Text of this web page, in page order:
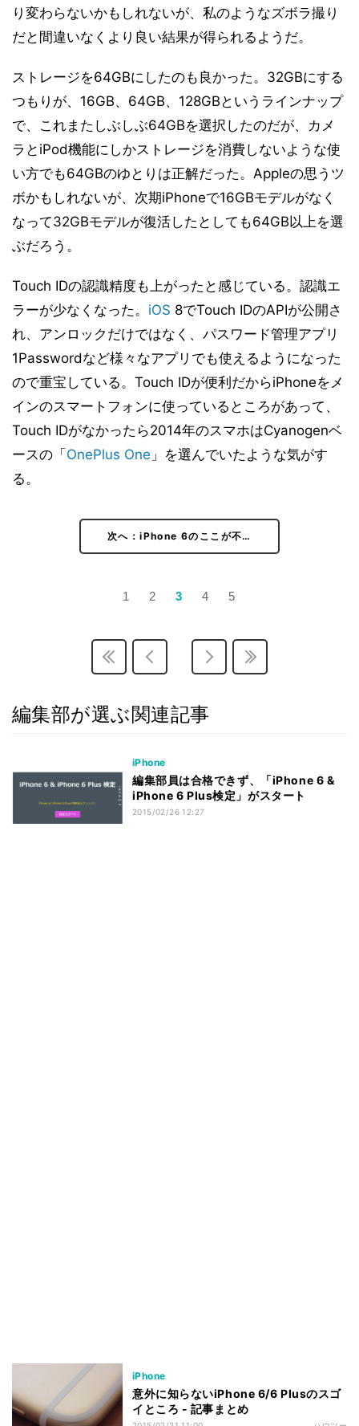
り変わらないかもしれないが、私のようなズボラ撮り
だと間違いなくより良い結果が得られるようだ。
ストレージを64GBにしたのも良かった。32GBにする
つもりが、16GB、64GB、128GBというラインナップ
で、これまたしぶしぶ64GBを選択したのだが、カメ
ラとiPod機能にしかストレージを消費しないような使
い方でも64GBのゆとりは正解だった。Appleの思うツ
ボかもしれないが、次期iPhoneで16GBモデルがなく
なって32GBモデルが復活したとしても64GB以上を選
ぶだろう。
Touch IDの認識精度も上がったと感じている。認識エ
ラーが少なくなった。 iOS 8でTouch IDのAPIが公開さ
れ、アンロックだけではなく、パスワード管理アプリ
1Passwordなど様々なアプリでも使えるようになった
ので重宝している。Touch IDが便利だからiPhoneをメ
インのスマートフォンに使っているところがあって、
Touch IDがなかったら2014年のスマホはCyanogenベ
ースの「 OnePlus One 」を選んでいたような気がす
る。
次へ：iPhone 6のここが不…
1 2 3 4 5
編集部が選ぶ関連記事
iPhone
編集部員は合格できず、「iPhone 6 &
iPhone 6 Plus検定」がスタート
2015/02/26 12:27
iPhone
意外に知らないiPhone 6/6 Plusのスゴ
イところ - 記事まとめ